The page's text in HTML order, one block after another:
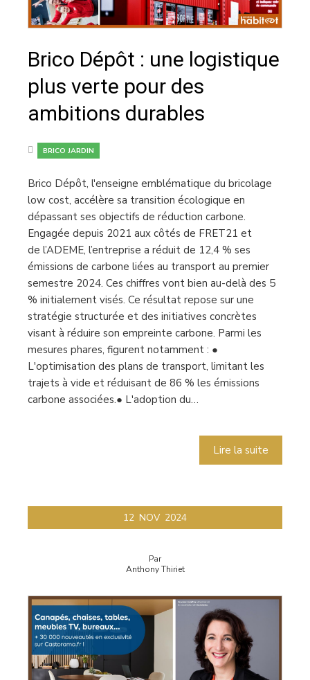
Brico Dépôt : une logistique
plus verte pour des
ambitions durables
BRICO JARDIN
Brico Dépôt, l'enseigne emblématique du bricolage
low cost, accélère sa transition écologique en
dépassant ses objectifs de réduction carbone.
Engagée depuis 2021 aux côtés de FRET21 et
de l’ADEME, l’entreprise a réduit de 12,4 % ses
émissions de carbone liées au transport au premier
semestre 2024. Ces chiffres vont bien au-delà des 5
% initialement visés. Ce résultat repose sur une
stratégie structurée et des initiatives concrètes
visant à réduire son empreinte carbone. Parmi les
mesures phares, figurent notamment : ●
L'optimisation des plans de transport, limitant les
trajets à vide et réduisant de 86 % les émissions
carbone associées.● L'adoption du…
Lire la suite
12 NOV 2024
Par
Anthony Thiriet